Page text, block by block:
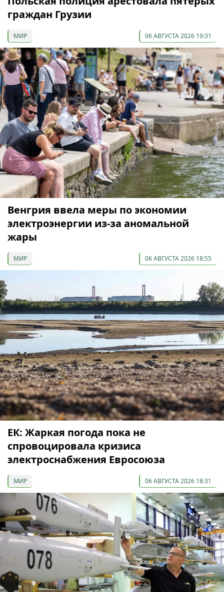
граждан Грузии
МИР 06 АВГУСТА 2026 19:31
Венгрия ввела меры по экономии
электроэнергии из-за аномальной
жары
МИР 06 АВГУСТА 2026 18:55
ЕК: Жаркая погода пока не
спровоцировала кризиса
электроснабжения Евросоюза
МИР 06 АВГУСТА 2026 18:31